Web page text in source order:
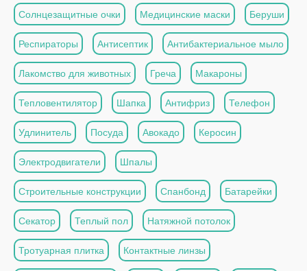
Солнцезащитные очки Медицинские маски Беруши
Респираторы Антисептик Антибактериальное мыло
Лакомство для животных Греча Макароны
Тепловентилятор Шапка Антифриз Телефон
Удлинитель Посуда Авокадо Керосин
Электродвигатели Шпалы
Строительные конструкции Спанбонд Батарейки
Секатор Теплый пол Натяжной потолок
Тротуарная плитка Контактные линзы